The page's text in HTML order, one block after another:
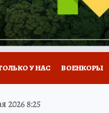
У НАС ВОЕНКОРЫ
2026 8:25